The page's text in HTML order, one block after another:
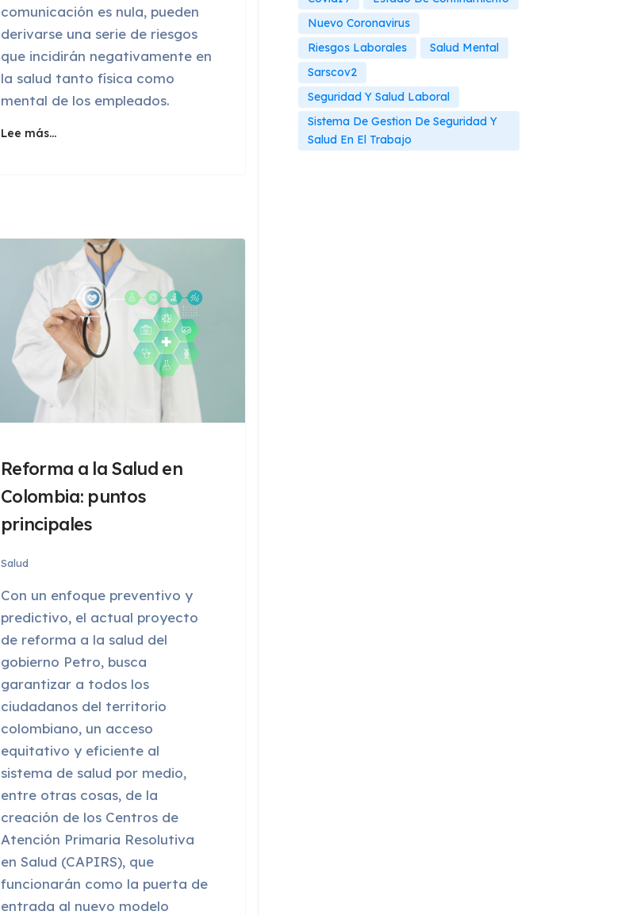
comunicación es nula, pueden
derivarse una serie de riesgos
que incidirán negativamente en
la salud tanto física como
mental de los empleados.
Lee más…
Reforma a la Salud en
Colombia: puntos
principales
Salud
Con un enfoque preventivo y
predictivo, el actual proyecto
de reforma a la salud del
gobierno Petro, busca
garantizar a todos los
ciudadanos del territorio
colombiano, un acceso
equitativo y eficiente al
sistema de salud por medio,
entre otras cosas, de la
creación de los Centros de
Atención Primaria Resolutiva
en Salud (CAPIRS), que
funcionarán como la puerta de
entrada al nuevo modelo
Nuevo Coronavirus
Riesgos Laborales
Salud Mental
Sarscov2
Seguridad Y Salud Laboral
Sistema De Gestion De Seguridad Y
Salud En El Trabajo